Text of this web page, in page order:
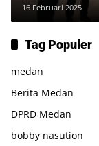
16 Februari 2025
Tag Populer
medan
Berita Medan
DPRD Medan
bobby nasution